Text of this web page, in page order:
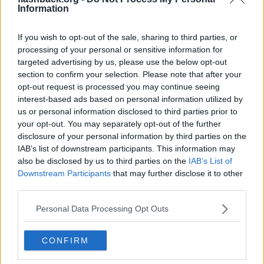
Information
If you wish to opt-out of the sale, sharing to third parties, or
processing of your personal or sensitive information for
targeted advertising by us, please use the below opt-out
section to confirm your selection. Please note that after your
opt-out request is processed you may continue seeing
interest-based ads based on personal information utilized by
us or personal information disclosed to third parties prior to
your opt-out. You may separately opt-out of the further
disclosure of your personal information by third parties on the
IAB’s list of downstream participants. This information may
also be disclosed by us to third parties on the IAB’s List of
Downstream Participants that may further disclose it to other
Personal Data Processing Opt Outs
CONFIRM
Men alkohol har funnits i flera tusen år. (Öl, mjöd etc)
Tigris tid, 5000-6000 år eller så. Alkohol finns i även syrad mjölk,
alltså fil etc.
Nykterhetsrörelsen i Sverige hade på 1900-talet en "debatt" om
filmjölk (typ 0,2-0,5% alh.) skulle "tillåtas" bland sina medlemmar.
I naturen blir bin fulla när de pollinerar blommor.
-Alkohol är helt naturligt, men inte "eldvatten"/brännvin.
Citera
2025-09-26, 10:44
Medlem
Reg: Maj 2016
Inlägg: 10 920
Ursprungligen postat avladicius
TS: när vi kommer med alkohol och socker blir det ofta stora
problem för andra folkgrupper med övervikt och alkoholism.
Det finns självklart även exempel på det omvända: när vi kom